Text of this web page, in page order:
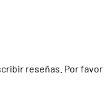
reseñas. Por favor